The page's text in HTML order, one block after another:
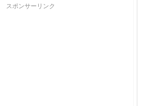
スポンサーリンク